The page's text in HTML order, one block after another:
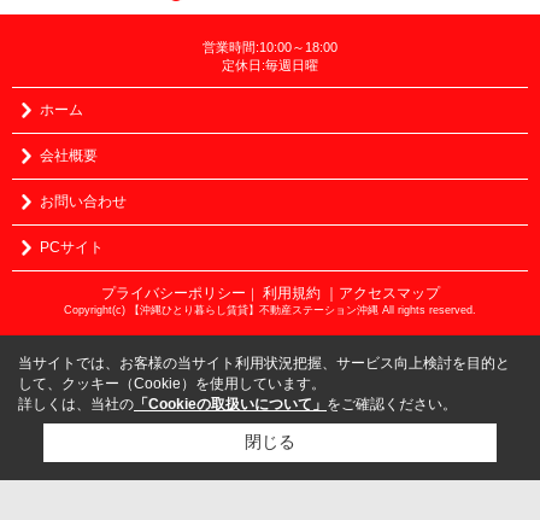
営業時間:10:00～18:00
定休日:毎週日曜
ホーム
会社概要
お問い合わせ
PCサイト
プライバシーポリシー ｜ 利用規約 ｜アクセスマップ
Copyright(c) 【沖縄ひとり暮らし賃貸】不動産ステーション沖縄 All rights reserved.
当サイトでは、お客様の当サイト利用状況把握、サービス向上検討を目的と
して、クッキー（Cookie）を使用しています。
詳しくは、当社の 「Cookieの取扱いについて」 をご確認ください。
閉じる